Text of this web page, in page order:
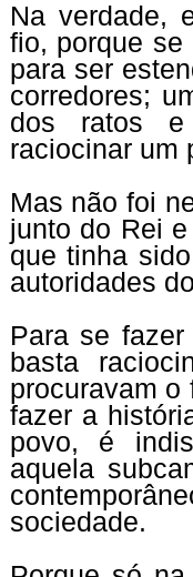
Na verdade,
fio, porque se
para ser
corredores;
dos ratos e
raciocinar um
Mas não foi
junto do Rei
que tinha
autoridades
Para se
basta
procuravam o
fazer a
povo, é
aquela
sociedade.